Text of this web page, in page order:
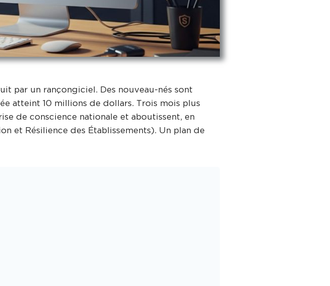
par un rançongiciel. Des nouveau-nés sont
atteint 10 millions de dollars. Trois mois plus
de conscience nationale et aboutissent, en
et Résilience des Établissements). Un plan de